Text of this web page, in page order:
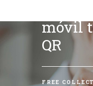
móvil
QR
FREE